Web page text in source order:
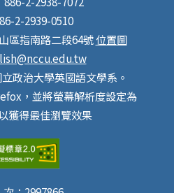
Applied English at National
His research focuses on
L2 integrated writing
and validation, and
quantitative, qualitative,
His work has
journals, including
Purposes, and
also conducted
2-2939-0510
區指南路二段64號位置圖
政治大學英國語文學系。
，並將螢幕解析度設定為
獲得最佳瀏覽效果